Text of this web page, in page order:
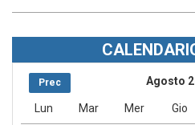
Prec Agosto
Lun Mar Mer Gio